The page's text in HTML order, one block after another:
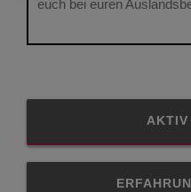
euch bei euren
AKTIV